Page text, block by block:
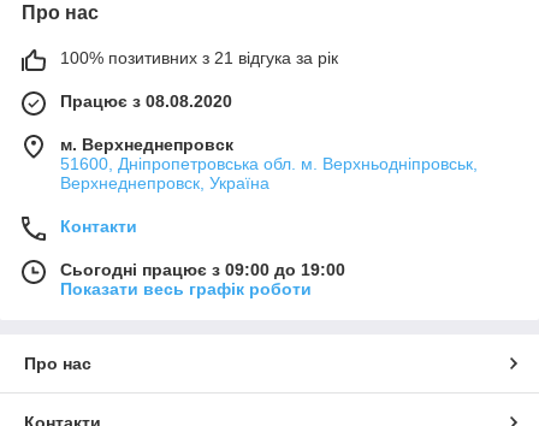
Про нас
100% позитивних з 21 відгука за рік
Працює з 08.08.2020
м. Верхнеднепровск
51600, Дніпропетровська обл. м. Верхньодніпровськ,
Верхнеднепровск, Україна
Контакти
Сьогодні працює з 09:00 до 19:00
Показати весь графік роботи
Про нас